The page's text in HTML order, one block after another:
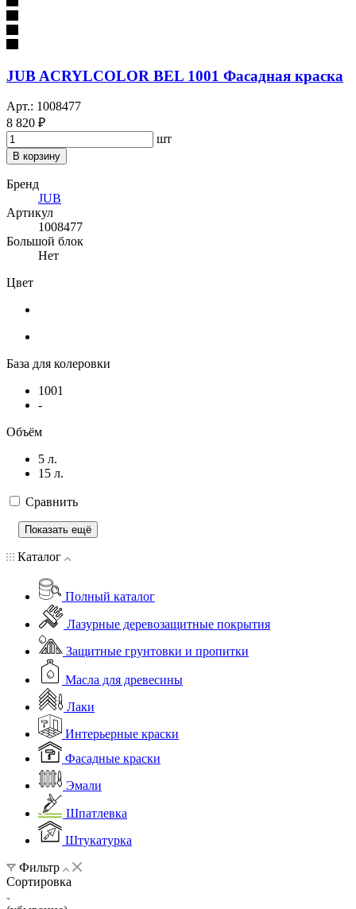
JUB ACRYLCOLOR BEL 1001 Фасадная краска
Арт.: 1008477
8 820 ₽
шт
В корзину
Бренд
JUB
Артикул
1008477
Большой блок
Нет
Цвет
База для колеровки
1001
-
Объём
5 л.
15 л.
Сравнить
Показать ещё
Каталог
Полный каталог
Лазурные деревозащитные покрытия
Защитные грунтовки и пропитки
Масла для древесины
Лаки
Интерьерные краски
Фасадные краски
Эмали
Шпатлевка
Штукатурка
Фильтр
Сортировка